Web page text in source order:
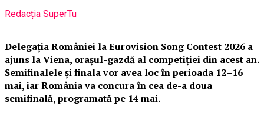
Redacția SuperTu
Delegația României la Eurovision Song Contest 2026 a
ajuns la Viena, orașul-gazdă al competiției din acest an.
Semifinalele și finala vor avea loc în perioada 12–16
mai, iar România va concura în cea de-a doua
semifinală, programată pe 14 mai.